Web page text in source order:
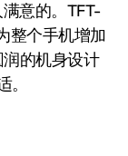
满意的。TFT-
整个手机增加
的机身设计